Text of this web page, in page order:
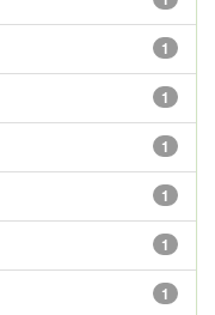
1
1
1
1
1
1